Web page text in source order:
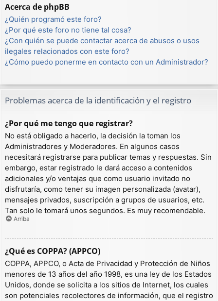
Acerca de phpBB
¿Quién programó este foro?
¿Por qué este foro no tiene tal cosa?
¿Con quién se puede contactar acerca de abusos o usos
ilegales relacionados con este foro?
¿Cómo puedo ponerme en contacto con un Administrador?
Problemas acerca de la identificación y el registro
¿Por qué me tengo que registrar?
No está obligado a hacerlo, la decisión la toman los
Administradores y Moderadores. En algunos casos
necesitará registrarse para publicar temas y respuestas. Sin
embargo, estar registrado le dará acceso a contenidos
adicionales y/o ventajas que como usuario invitado no
disfrutaría, como tener su imagen personalizada (avatar),
mensajes privados, suscripción a grupos de usuarios, etc.
Tan solo le tomará unos segundos. Es muy recomendable.
Arriba
¿Qué es COPPA? (APPCO)
COPPA, APPCO, o Acta de Privacidad y Protección de Niños
menores de 13 años del año 1998, es una ley de los Estados
Unidos, donde se solicita a los sitios de Internet, los cuales
son potenciales recolectores de información, que el registro